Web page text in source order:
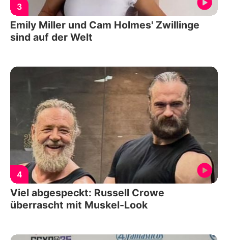
3
Emily Miller und Cam Holmes' Zwillinge
sind auf der Welt
4
Viel abgespeckt: Russell Crowe
überrascht mit Muskel-Look